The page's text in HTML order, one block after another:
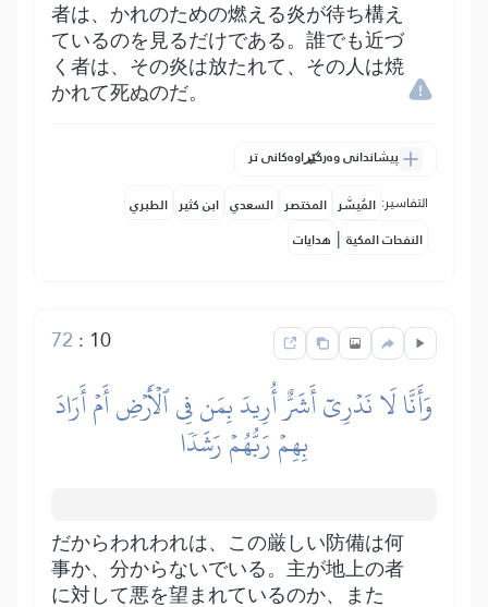
者は、かれのための燃える炎が待ち構え
ているのを見るだけである。誰でも近づ
く者は、その炎は放たれて、その人は焼
かれて死ぬのだ。
پیشاندانی وەرگێڕاوەکانی تر
التفاسير: المُيسَّر المختصر السعدي ابن كثير الطبري
النفحات المكية | هدايات
10
:
72
وَأَنَّا لَا نَدۡرِيٓ أَشَرٌّ أُرِيدَ بِمَن فِي ٱلۡأَرۡضِ أَمۡ أَرَادَ
بِهِمۡ رَبُّهُمۡ رَشَدٗا
だからわれわれは、この厳しい防備は何
事か、分からないでいる。主が地上の者
に対して悪を望まれているのか、また